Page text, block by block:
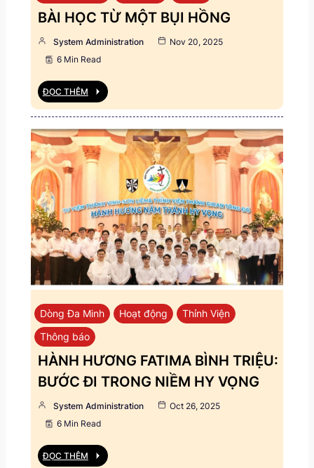
BÀI HỌC TỪ MỘT BỤI HỒNG
System Administration
Nov 20, 2025
6 Min Read
ĐỌC THÊM
Dòng Đa Minh Hoạt động
Thỉnh Viện
Thông báo
HÀNH HƯƠNG FATIMA BÌNH TRIỆU:
BƯỚC ĐI TRONG NIỀM HY VỌNG
System Administration
Oct 26, 2025
6 Min Read
ĐỌC THÊM